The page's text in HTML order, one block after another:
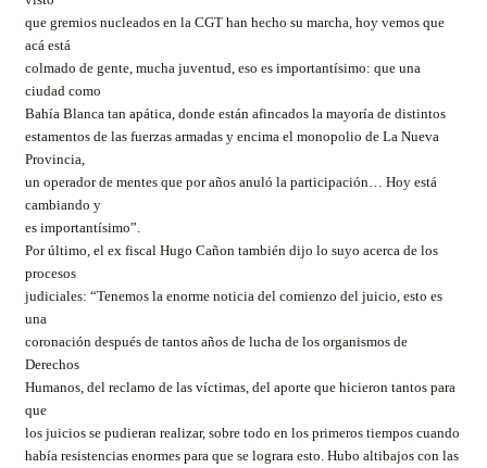
que gremios nucleados en la CGT han hecho su marcha, hoy vemos que
acá está
colmado de gente, mucha juventud, eso es importantísimo: que una
ciudad como
Bahía Blanca tan apática, donde están afincados la mayoría de distintos
estamentos de las fuerzas armadas y encima el monopolio de La Nueva
Provincia,
un operador de mentes que por años anuló la participación… Hoy está
cambiando y
es importantísimo”.
Por último, el ex fiscal Hugo Cañon también dijo lo suyo acerca de los
procesos
judiciales: “Tenemos la enorme noticia del comienzo del juicio, esto es
una
coronación después de tantos años de lucha de los organismos de
Derechos
Humanos, del reclamo de las víctimas, del aporte que hicieron tantos para
que
los juicios se pudieran realizar, sobre todo en los primeros tiempos cuando
había resistencias enormes para que se lograra esto. Hubo altibajos con las